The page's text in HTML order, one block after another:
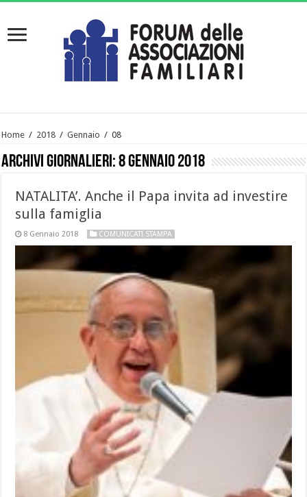
Home / 2018 / Gennaio / 08
Archivi giornalieri:8 Gennaio 2018
NATALITA’. Anche il Papa invita ad investire
sulla famiglia
8 Gennaio 2018 COMUNICATI STAMPA